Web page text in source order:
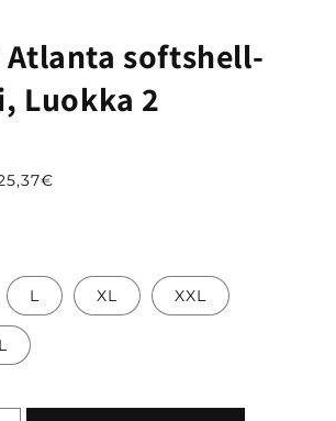
Atlanta softshell-
Luokka 2
L XL XXL